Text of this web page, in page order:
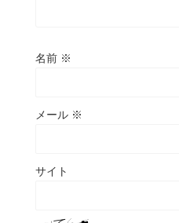
名前 ※
メール ※
サイト